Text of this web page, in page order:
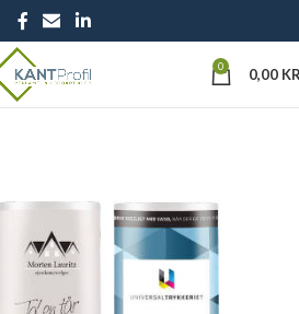
0 0,00